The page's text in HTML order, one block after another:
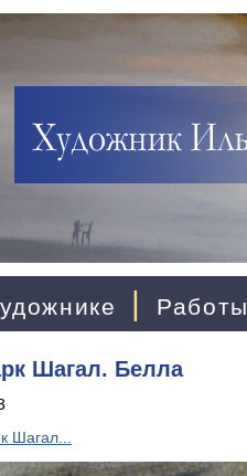
| Работы
Шагал. Белла
Шагал...